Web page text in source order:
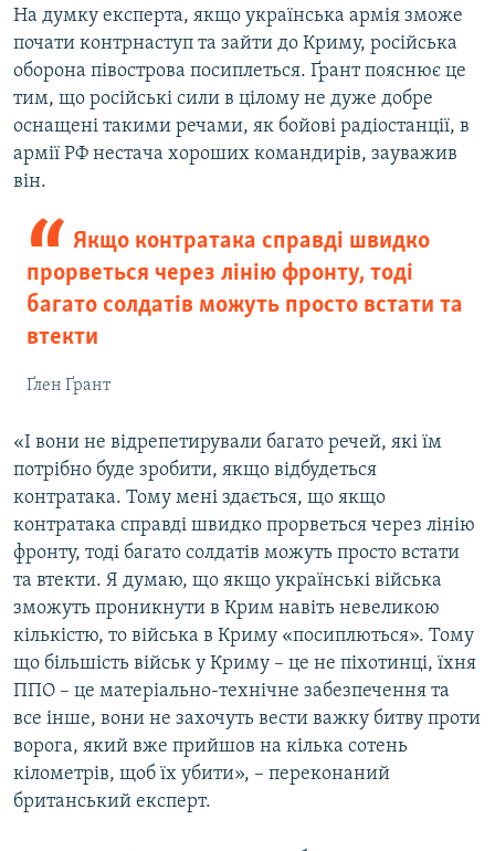
На думку експерта, якщо українська армія зможе
почати контрнаступ та зайти до Криму, російська
оборона півострова посиплеться. Ґрант пояснює це
тим, що російські сили в цілому не дуже добре
оснащені такими речами, як бойові радіостанції, в
армії РФ нестача хороших командирів, зауважив
він.
Якщо контратака справді швидко
прорветься через лінію фронту, тоді
багато солдатів можуть просто встати та
втекти
Ґлен Ґрант
«І вони не відрепетирували багато речей, які їм
потрібно буде зробити, якщо відбудеться
контратака. Тому мені здається, що якщо
контратака справді швидко прорветься через лінію
фронту, тоді багато солдатів можуть просто встати
та втекти. Я думаю, що якщо українські війська
зможуть проникнути в Крим навіть невеликою
кількістю, то війська в Криму «посиплються». Тому
що більшість військ у Криму – це не піхотинці, їхня
ППО – це матеріально-технічне забезпечення та
все інше, вони не захочуть вести важку битву проти
ворога, який вже прийшов на кілька сотень
кілометрів, щоб їх убити», – переконаний
британський експерт.